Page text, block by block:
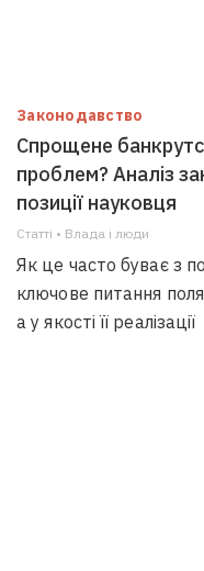
Законодавство
Спрощене
проблем? Аналіз
позиції науковця
Статті • Влада i люди
Як це часто буває з
ключове питання
а у якості її реалізації